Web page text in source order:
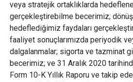
veya stratejik ortaklıklarda
gerçekleştirebilme becerimiz;
hedeflediğimiz faydaları
faaliyet sonuçlarımızda periyodik
dalgalanmalar; sigorta ve tazminat
becerimiz; ve 31 Aralık 2020
Form 10-K Yıllık Raporu ve takip